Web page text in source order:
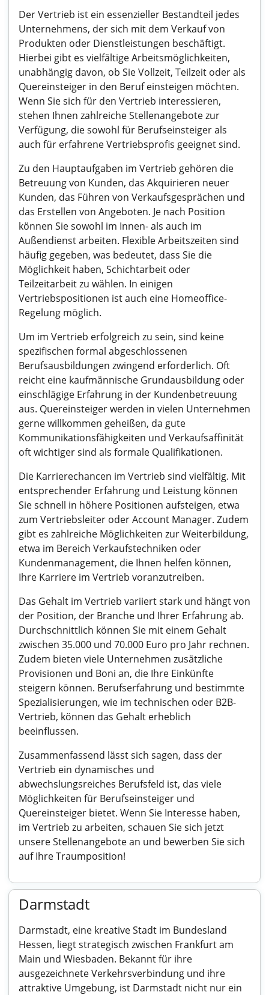
Der Vertrieb ist ein essenzieller Bestandteil jedes
Unternehmens, der sich mit dem Verkauf von
Produkten oder Dienstleistungen beschäftigt.
Hierbei gibt es vielfältige Arbeitsmöglichkeiten,
unabhängig davon, ob Sie Vollzeit, Teilzeit oder als
Quereinsteiger in den Beruf einsteigen möchten.
Wenn Sie sich für den Vertrieb interessieren,
stehen Ihnen zahlreiche Stellenangebote zur
Verfügung, die sowohl für Berufseinsteiger als
auch für erfahrene Vertriebsprofis geeignet sind.
Zu den Hauptaufgaben im Vertrieb gehören die
Betreuung von Kunden, das Akquirieren neuer
Kunden, das Führen von Verkaufsgesprächen und
das Erstellen von Angeboten. Je nach Position
können Sie sowohl im Innen- als auch im
Außendienst arbeiten. Flexible Arbeitszeiten sind
häufig gegeben, was bedeutet, dass Sie die
Möglichkeit haben, Schichtarbeit oder
Teilzeitarbeit zu wählen. In einigen
Vertriebspositionen ist auch eine Homeoffice-
Regelung möglich.
Um im Vertrieb erfolgreich zu sein, sind keine
spezifischen formal abgeschlossenen
Berufsausbildungen zwingend erforderlich. Oft
reicht eine kaufmännische Grundausbildung oder
einschlägige Erfahrung in der Kundenbetreuung
aus. Quereinsteiger werden in vielen Unternehmen
gerne willkommen geheißen, da gute
Kommunikationsfähigkeiten und Verkaufsaffinität
oft wichtiger sind als formale Qualifikationen.
Die Karrierechancen im Vertrieb sind vielfältig. Mit
entsprechender Erfahrung und Leistung können
Sie schnell in höhere Positionen aufsteigen, etwa
zum Vertriebsleiter oder Account Manager. Zudem
gibt es zahlreiche Möglichkeiten zur Weiterbildung,
etwa im Bereich Verkaufstechniken oder
Kundenmanagement, die Ihnen helfen können,
Ihre Karriere im Vertrieb voranzutreiben.
Das Gehalt im Vertrieb variiert stark und hängt von
der Position, der Branche und Ihrer Erfahrung ab.
Durchschnittlich können Sie mit einem Gehalt
zwischen 35.000 und 70.000 Euro pro Jahr rechnen.
Zudem bieten viele Unternehmen zusätzliche
Provisionen und Boni an, die Ihre Einkünfte
steigern können. Berufserfahrung und bestimmte
Spezialisierungen, wie im technischen oder B2B-
Vertrieb, können das Gehalt erheblich
beeinflussen.
Zusammenfassend lässt sich sagen, dass der
Vertrieb ein dynamisches und
abwechslungsreiches Berufsfeld ist, das viele
Möglichkeiten für Berufseinsteiger und
Quereinsteiger bietet. Wenn Sie Interesse haben,
im Vertrieb zu arbeiten, schauen Sie sich jetzt
unsere Stellenangebote an und bewerben Sie sich
auf Ihre Traumposition!
Darmstadt
Darmstadt, eine kreative Stadt im Bundesland
Hessen, liegt strategisch zwischen Frankfurt am
Main und Wiesbaden. Bekannt für ihre
ausgezeichnete Verkehrsverbindung und ihre
attraktive Umgebung, ist Darmstadt nicht nur ein